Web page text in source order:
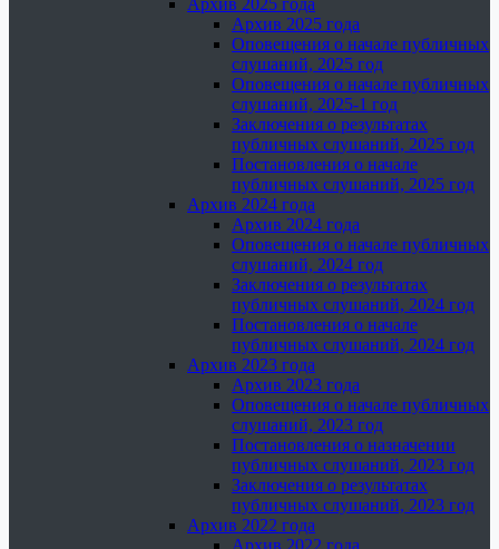
Архив 2025 года
Архив 2025 года
Оповещения о начале публичных
слушаний, 2025 год
Оповещения о начале публичных
слушаний, 2025-1 год
Заключения о результатах
публичных слушаний, 2025 год
Постановления о начале
публичных слушаний, 2025 год
Архив 2024 года
Архив 2024 года
Оповещения о начале публичных
слушаний, 2024 год
Заключения о результатах
публичных слушаний, 2024 год
Постановления о начале
публичных слушаний, 2024 год
Архив 2023 года
Архив 2023 года
Оповещения о начале публичных
слушаний, 2023 год
Постановления о назначении
публичных слушаний, 2023 год
Заключения о результатах
публичных слушаний, 2023 год
Архив 2022 года
Архив 2022 года